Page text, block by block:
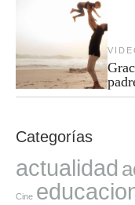
Categorías
actualidad
Cine